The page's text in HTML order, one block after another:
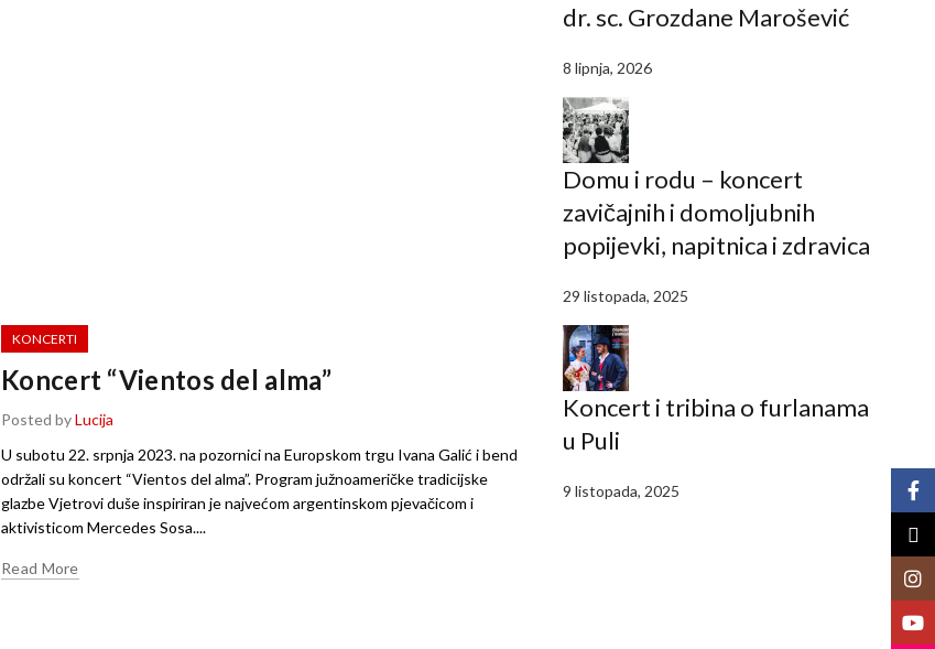
KONCERTI
Koncert “Vientos del alma”
Posted byLucija
U subotu 22. srpnja 2023. na pozornici na Europskom trgu Ivana Galić i bend
održali su koncert “Vientos del alma”. Program južnoameričke tradicijske
glazbe Vjetrovi duše inspiriran je najvećom argentinskom pjevačicom i
aktivisticom Mercedes Sosa....
Read More
dr. sc. Grozdane Marošević
8 lipnja, 2026
Domu i rodu – koncert
zavičajnih i domoljubnih
popijevki, napitnica i zdravica
29 listopada, 2025
Koncert i tribina o furlanama
u Puli
9 listopada, 2025